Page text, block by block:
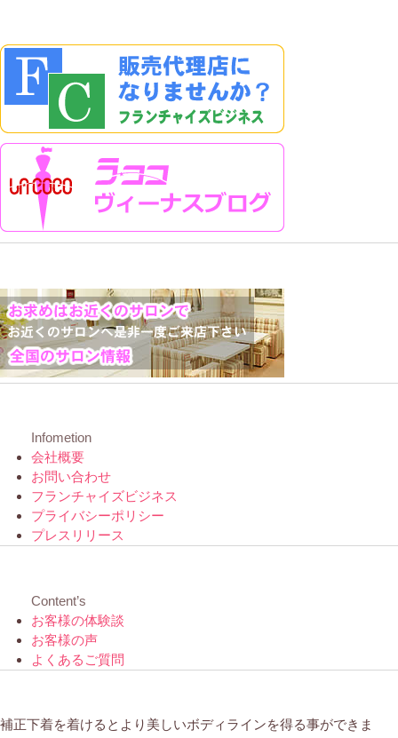
Infometion
会社概要
お問い合わせ
フランチャイズビジネス
プライバシーポリシー
プレスリリース
Content’s
お客様の体験談
お客様の声
よくあるご質問
補正下着を着けるとより美しいボディラインを得る事ができま